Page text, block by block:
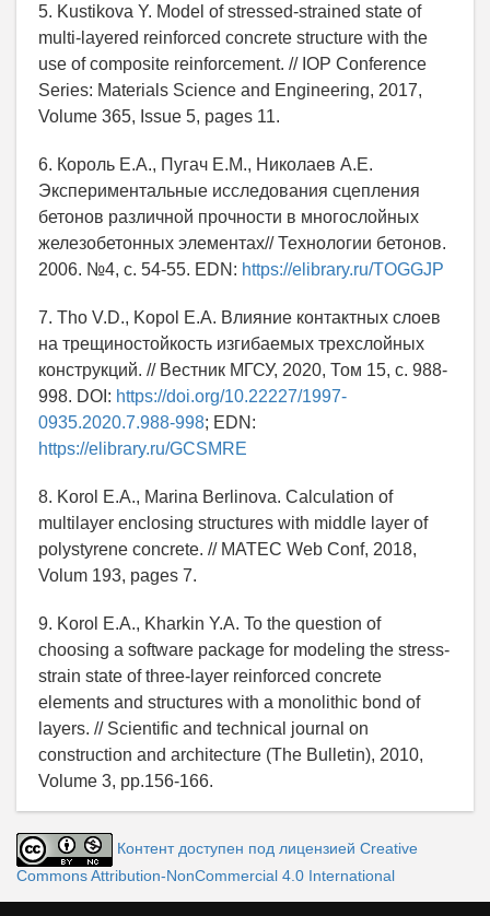
5. Kustikova Y. Model of stressed-strained state of
multi-layered reinforced concrete structure with the
use of composite reinforcement. // IOP Conference
Series: Materials Science and Engineering, 2017,
Volume 365, Issue 5, pages 11.
6. Король Е.А., Пугач Е.М., Николаев А.Е.
Экспериментальные исследования сцепления
бетонов различной прочности в многослойных
железобетонных элементах// Технологии бетонов.
2006. №4, с. 54-55. EDN: https://elibrary.ru/TOGGJP
7. Tho V.D., Kopol E.A. Влияние контактных слоев
на трещиностойкость изгибаемых трехслойных
конструкций. // Вестник МГСУ, 2020, Том 15, с. 988-
998. DOI: https://doi.org/10.22227/1997-
0935.2020.7.988-998; EDN:
https://elibrary.ru/GCSMRE
8. Korol E.A., Marina Berlinova. Calculation of
multilayer enclosing structures with middle layer of
polystyrene concrete. // MATEC Web Conf, 2018,
Volum 193, pages 7.
9. Korol E.A., Kharkin Y.A. To the question of
choosing a software package for modeling the stress-
strain state of three-layer reinforced concrete
elements and structures with a monolithic bond of
layers. // Scientific and technical journal on
construction and architecture (The Bulletin), 2010,
Volume 3, pp.156-166.
Контент доступен под лицензией Creative
Commons Attribution-NonCommercial 4.0 International